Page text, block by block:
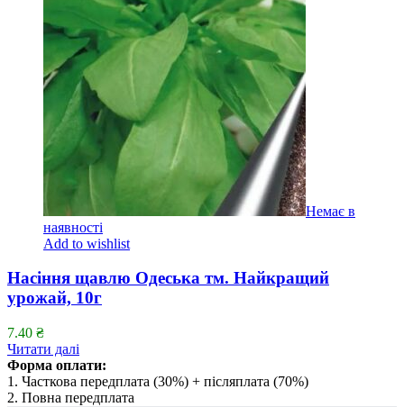
Немає в
наявності
Add to wishlist
Насіння щавлю Одеська тм. Найкращий
урожай, 10г
7.40 ₴
Читати далі
Форма оплати:
1. Часткова передплата (30%) + післяплата (70%)
2. Повна передплата